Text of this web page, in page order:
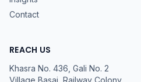
Contact
REACH US
Khasra No. 436, Gali No. 2
Village Basai, Railway Colony